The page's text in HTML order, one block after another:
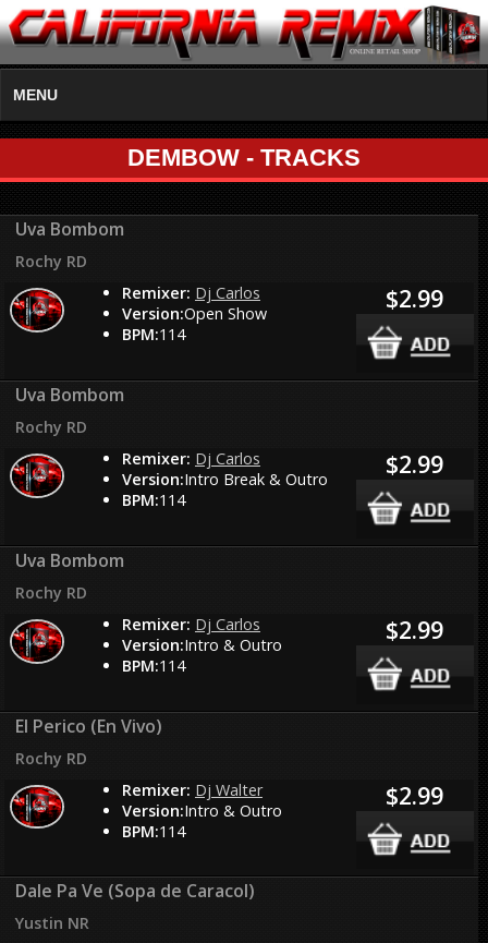
MENU
DEMBOW - TRACKS
Uva Bombom
Rochy RD
Remixer: Dj Carlos
Version:Open Show
BPM:114
$2.99
Uva Bombom
Rochy RD
Remixer: Dj Carlos
Version:Intro Break & Outro
BPM:114
$2.99
Uva Bombom
Rochy RD
Remixer: Dj Carlos
Version:Intro & Outro
BPM:114
$2.99
El Perico (En Vivo)
Rochy RD
Remixer: Dj Walter
Version:Intro & Outro
BPM:114
$2.99
Dale Pa Ve (Sopa de Caracol)
Yustin NR